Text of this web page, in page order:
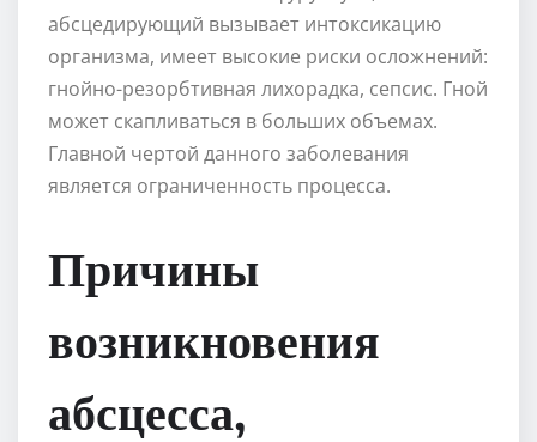
абсцедирующий вызывает интоксикацию
организма, имеет высокие риски осложнений:
гнойно-резорбтивная лихорадка, сепсис. Гной
может скапливаться в больших объемах.
Главной чертой данного заболевания
является ограниченность процесса.
Причины
возникновения
абсцесса,